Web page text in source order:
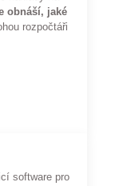
obnáší, jaké
rozpočtáři
software pro